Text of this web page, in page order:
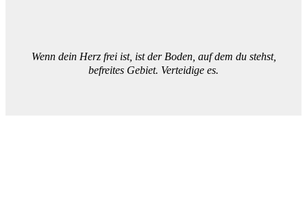
Wenn dein Herz frei ist, ist der Boden, auf dem du stehst,
befreites Gebiet. Verteidige es.